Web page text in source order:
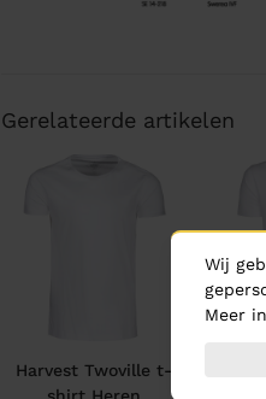
Gerelateerde artikelen
Harvest Twoville t-
Wij
Meer